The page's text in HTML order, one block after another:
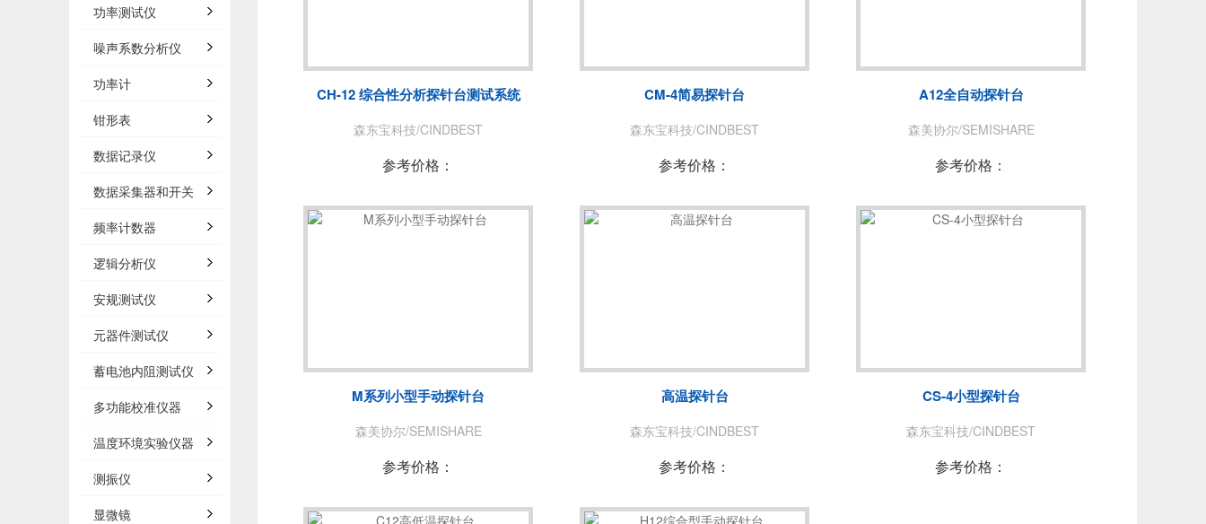
功率测试仪
噪声系数分析仪
功率计
钳形表
数据记录仪
数据采集器和开关
频率计数器
逻辑分析仪
安规测试仪
元器件测试仪
蓄电池内阻测试仪
多功能校准仪器
温度环境实验仪器
测振仪
显微镜
BNC TABOR 费思泰克
DEWESOFT
CH-12 综合性分析探针台测试系统
森东宝科技/CINDBEST
参考价格：
CM-4简易探针台
森东宝科技/CINDBEST
参考价格：
A12全自动探针台
森美协尔/SEMISHARE
参考价格：
M系列小型手动探针台
森美协尔/SEMISHARE
参考价格：
高温探针台
森东宝科技/CINDBEST
参考价格：
CS-4小型探针台
森东宝科技/CINDBEST
参考价格：